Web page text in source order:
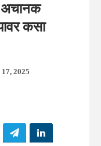
अचानक
कसा
2025